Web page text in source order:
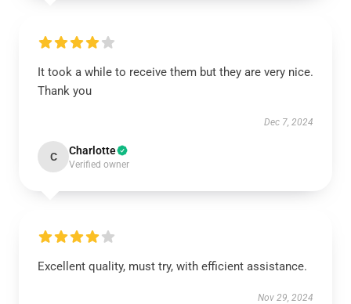
It took a while to receive them but they are very nice.
Thank you
Dec 7, 2024
C Charlotte
Verified owner
Excellent quality, must try, with efficient assistance.
Nov 29, 2024